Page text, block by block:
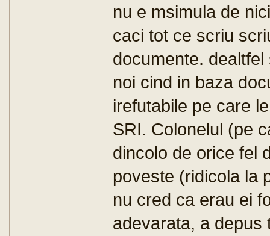
nu e msimula de
caci tot ce scriu
documente.
noi cind in baza
irefutabile pe care
SRI. Colonelul (pe
dincolo de orice fel
poveste (ridicola la
nu cred ca erau ei
adevarata, a depus